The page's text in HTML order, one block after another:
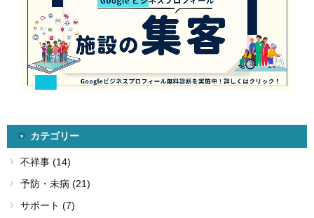
カテゴリー
不祥事 (14)
予防・未病 (21)
サポート (7)